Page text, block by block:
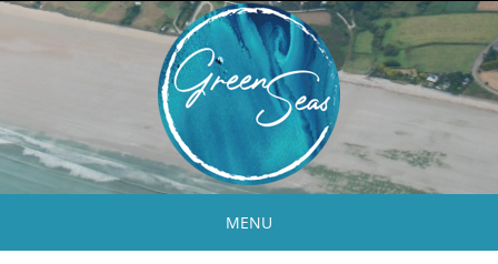
Skip
MENU